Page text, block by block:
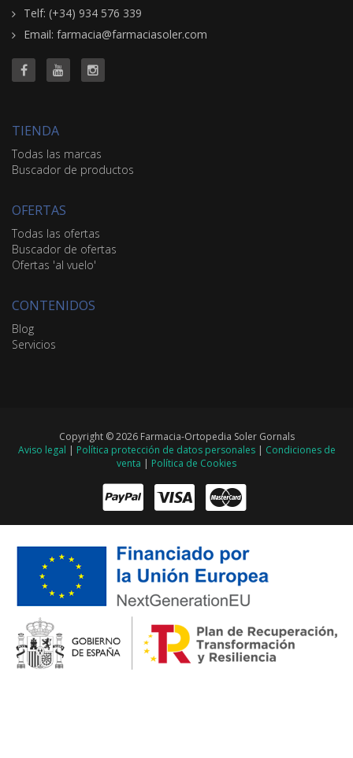
Telf: (+34) 934 576 339
Email: farmacia@farmaciasoler.com
TIENDA
Todas las marcas
Buscador de productos
OFERTAS
Todas las ofertas
Buscador de ofertas
Ofertas 'al vuelo'
CONTENIDOS
Blog
Servicios
Copyright © 2026 Farmacia-Ortopedia Soler Gornals
Aviso legal | Política protección de datos personales| Condiciones de
venta | Política de Cookies